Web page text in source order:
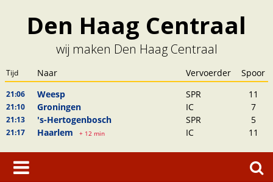
contentDen Haag Centraal
wij maken Den Haag Centraal
Zoeken
naar: